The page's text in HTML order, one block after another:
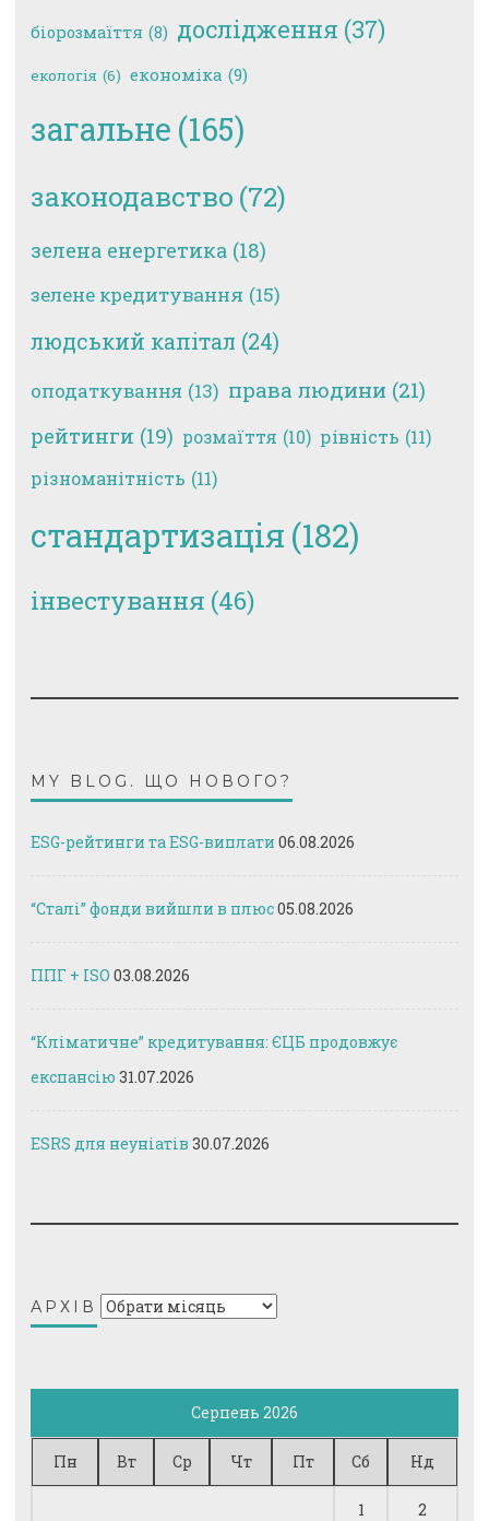
біорозмаїття (8) дослідження (37)
екологія (6) економіка (9)
загальне (165)
законодавство (72)
зелена енергетика (18)
зелене кредитування (15)
людський капітал (24)
оподаткування (13) права людини (21)
рейтинги (19) розмаїття (10) рівність (11)
різноманітність (11)
стандартизація (182)
інвестування (46)
MY BLOG. ЩО НОВОГО?
ESG-рейтинги та ESG-виплати 06.08.2026
“Сталі” фонди вийшли в плюс05.08.2026
ППГ + ISO 03.08.2026
“Кліматичне” кредитування: ЄЦБ продовжує
експансію 31.07.2026
ESRS для неуніатів 30.07.2026
АРХІВ Архів
Серпень 2026
Пн Вт Ср Чт Пт Сб Нд
1 2